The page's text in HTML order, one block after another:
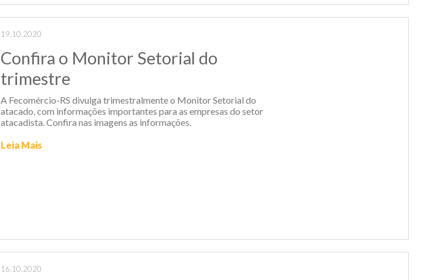
19.10.2020
Confira o Monitor Setorial do
trimestre
A Fecomércio-RS divulga trimestralmente o Monitor Setorial do
atacado, com informações importantes para as empresas do setor
atacadista. Confira nas imagens as informações.
Leia Mais
16.10.2020